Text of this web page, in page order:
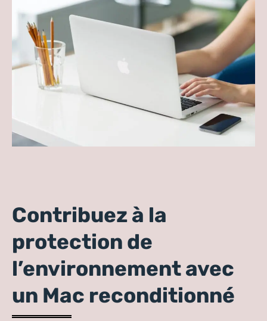
Contribuez à la
protection de
l’environnement avec
un Mac reconditionné